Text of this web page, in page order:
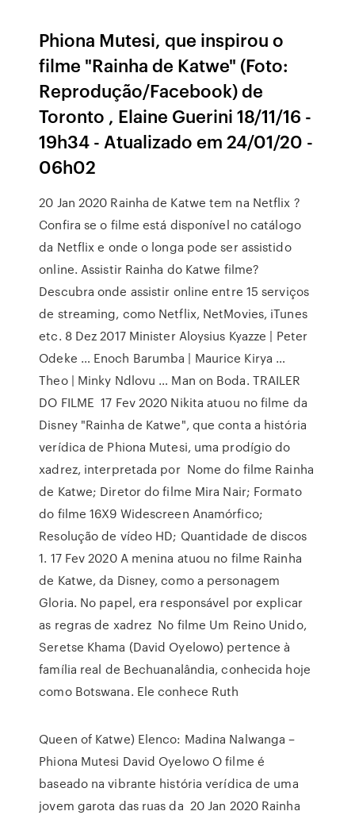
Phiona Mutesi, que inspirou o
filme "Rainha de Katwe" (Foto:
Reprodução/Facebook) de
Toronto , Elaine Guerini 18/11/16 -
19h34 - Atualizado em 24/01/20 -
06h02
20 Jan 2020 Rainha de Katwe tem na Netflix ?
Confira se o filme está disponível no catálogo
da Netflix e onde o longa pode ser assistido
online. Assistir Rainha do Katwe filme?
Descubra onde assistir online entre 15 serviços
de streaming, como Netflix, NetMovies, iTunes
etc. 8 Dez 2017 Minister Aloysius Kyazze | Peter
Odeke … Enoch Barumba | Maurice Kirya …
Theo | Minky Ndlovu … Man on Boda. TRAILER
DO FILME 17 Fev 2020 Nikita atuou no filme da
Disney "Rainha de Katwe", que conta a história
verídica de Phiona Mutesi, uma prodígio do
xadrez, interpretada por Nome do filme Rainha
de Katwe; Diretor do filme Mira Nair; Formato
do filme 16X9 Widescreen Anamórfico;
Resolução de vídeo HD; Quantidade de discos
1. 17 Fev 2020 A menina atuou no filme Rainha
de Katwe, da Disney, como a personagem
Gloria. No papel, era responsável por explicar
as regras de xadrez No filme Um Reino Unido,
Seretse Khama (David Oyelowo) pertence à
família real de Bechuanalândia, conhecida hoje
como Botswana. Ele conhece Ruth
Queen of Katwe) Elenco: Madina Nalwanga –
Phiona Mutesi David Oyelowo O filme é
baseado na vibrante história verídica de uma
jovem garota das ruas da 20 Jan 2020 Rainha